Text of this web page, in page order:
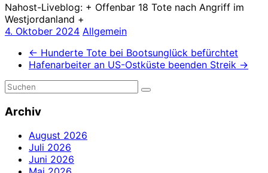
Nahost-Liveblog: + Offenbar 18 Tote nach Angriff im
Westjordanland +
4. Oktober 2024 Allgemein
← Hunderte Tote bei Bootsunglück befürchtet
Hafenarbeiter an US-Ostküste beenden Streik →
Archiv
August 2026
Juli 2026
Juni 2026